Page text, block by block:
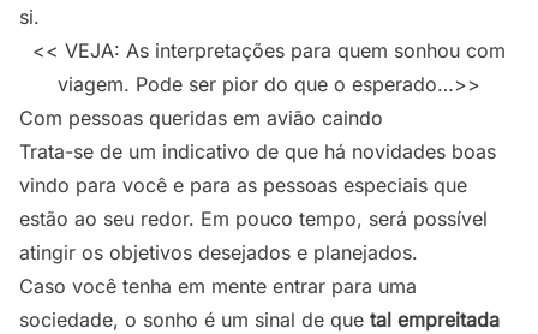
si.
<< VEJA: As interpretações para quem sonhou com
viagem. Pode ser pior do que o esperado…>>
Com pessoas queridas em avião caindo
Trata-se de um indicativo de que há novidades boas
vindo para você e para as pessoas especiais que
estão ao seu redor. Em pouco tempo, será possível
atingir os objetivos desejados e planejados.
Caso você tenha em mente entrar para uma
sociedade, o sonho é um sinal de que tal empreitada